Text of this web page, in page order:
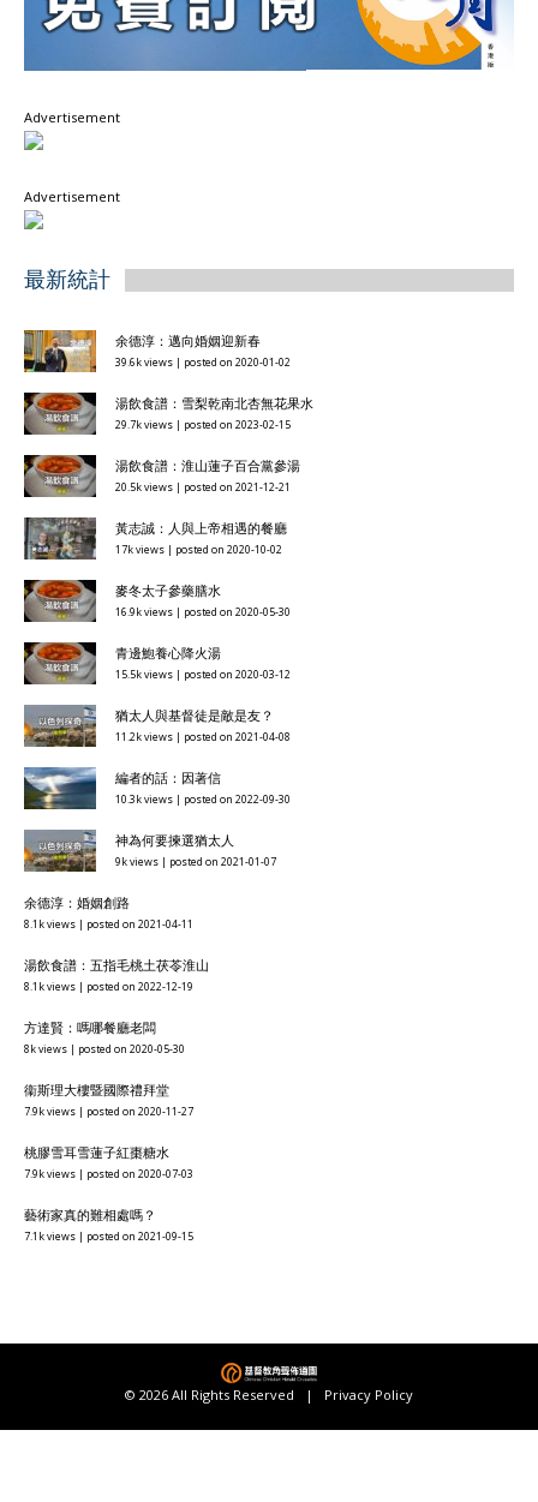
Advertisement
Advertisement
最新統計
余德淳：邁向婚姻迎新春
39.6k views | posted on 2020-01-02
湯飲食譜：雪梨乾南北杏無花果水
29.7k views | posted on 2023-02-15
湯飲食譜：淮山蓮子百合黨參湯
20.5k views | posted on 2021-12-21
黃志誠：人與上帝相遇的餐廳
17k views | posted on 2020-10-02
麥冬太子參藥膳水
16.9k views | posted on 2020-05-30
青邊鮑養心降火湯
15.5k views | posted on 2020-03-12
猶太人與基督徒是敵是友？
11.2k views | posted on 2021-04-08
編者的話：因著信
10.3k views | posted on 2022-09-30
神為何要揀選猶太人
9k views | posted on 2021-01-07
余德淳：婚姻創路
8.1k views | posted on 2021-04-11
湯飲食譜：五指毛桃土茯苓淮山
8.1k views | posted on 2022-12-19
方達賢：嗎哪餐廳老闆
8k views | posted on 2020-05-30
衞斯理大樓暨國際禮拜堂
7.9k views | posted on 2020-11-27
桃膠雪耳雪蓮子紅棗糖水
7.9k views | posted on 2020-07-03
藝術家真的難相處嗎？
7.1k views | posted on 2021-09-15
© 2026 All Rights Reserved | Privacy Policy